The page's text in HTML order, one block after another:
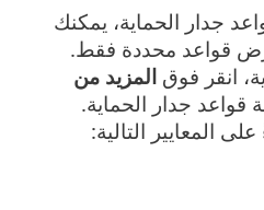
جدار الحماية، يمكنك
قواعد محددة فقط.
انقر فوق المزيد من
قواعد جدار الحماية.
المعايير التالية: